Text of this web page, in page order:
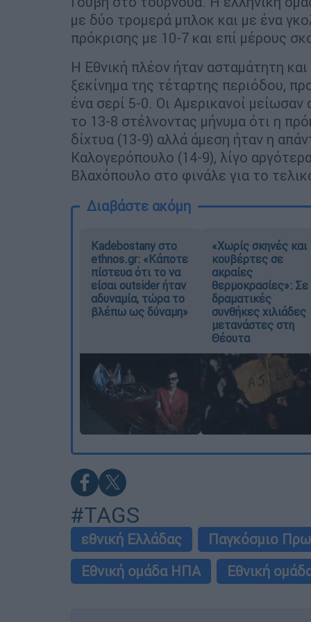
με δύο τρομερά μπλοκ και με ένα
πρόκρισης με 10-7 και επί μέρους
Η Εθνική πλέον ήταν ασταμάτητη
ξεκίνημα της τέταρτης περιόδου,
ένα σερί 5-0. Οι Αμερικανοί
το 13-8 στέλνοντας μήνυμα ότι η
δίχτυα (13-9) αλλά άμεση ήταν η
Καλογερόπουλο (14-9), λίγο
Βλαχόπουλο στο φινάλε για το
Διαβάστε ακόμη
Kadebostany στο
ethnos.gr: «Κάποτε
πίστευα ότι το να
είσαι outsider ήταν
αδυναμία, τώρα το
βλέπω ως δύναμη»
«Χωρίς σκηνές και
κουβέρτες σε
ακραίες
θερμοκρασίες»: Σε
δραματικές
συνθήκες χιλιάδες
μετανάστες στη
Θέουτα
#TAGS
εθνική Ελλάδας
Παγκόσμιο
Εθνική ομάδα ΗΠΑ
Εθνική